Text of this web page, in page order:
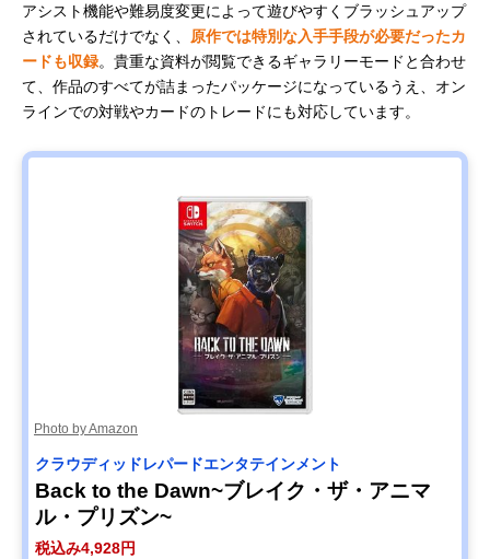
アシスト機能や難易度変更によって遊びやすくブラッシュアップ
されているだけでなく、 原作では特別な入手手段が必要だったカ
ードも収録。貴重な資料が閲覧できるギャラリーモードと合わせ
て、作品のすべてが詰まったパッケージになっているうえ、オン
ラインでの対戦やカードのトレードにも対応しています。
Photo by Amazon
クラウディッドレパードエンタテインメント
Back to the Dawn~ブレイク・ザ・アニマ
ル・プリズン~
税込み4,928円